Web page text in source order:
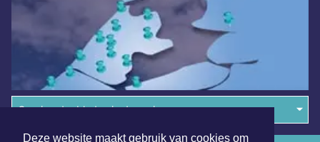
Deze website maakt gebruik van cookies om
Overige dagbladen in de regio